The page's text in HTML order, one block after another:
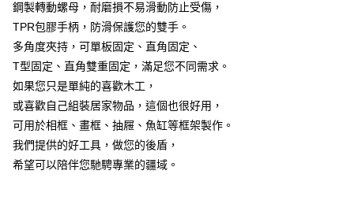
權轉讓予恩沛科技股份有限公司。
２．關於個人資料處理事宜，請瀏覽以下網址：
３．未成年的使用者請事先徵得法定代理人或監護人之同意方可使用
「AFTEE先享後付」，若未經同意申辦者引起之損失，本公司不負相關責
任。
４．使用「AFTEE先享後付」時，將依據個別帳號之用戶狀況，依本公司即
時審查核予不同之上限額度；若仍有額度不足之情形，本公司將視審查結果
請求用戶進行身份認證。
恩沛科技股份有限公司將有權停止該用戶之使用額度並採取法律行動。
鋼製轉動螺母，耐磨損不易滑動防止受傷，
TPR包膠手柄，防滑保護您的雙手。
多角度夾持，可單板固定、直角固定、
T型固定、直角雙重固定，滿足您不同需求。
如果您只是單純的喜歡木工，
或喜歡自己組裝居家物品，這個也很好用，
可用於相框、畫框、抽屜、魚缸等框架製作。
我們提供的好工具，做您的後盾，
希望可以陪伴您馳騁專業的疆域。